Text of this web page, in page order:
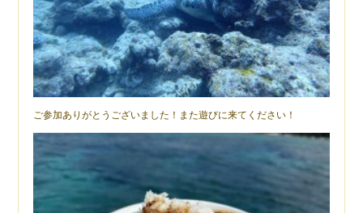
ご参加ありがとうございました！また遊びに来てください！